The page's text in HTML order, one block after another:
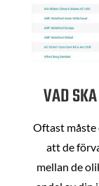
VAD
Oftast
att de
mellan de